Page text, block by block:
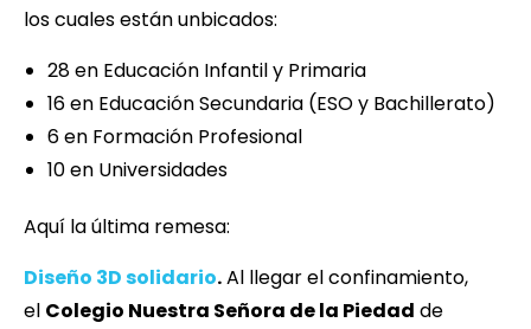
los cuales están unbicados:
28 en Educación Infantil y Primaria
16 en Educación Secundaria (ESO y Bachillerato)
6 en Formación Profesional
10 en Universidades
Aquí la última remesa:
Diseño 3D solidario.Al llegar el confinamiento,
el Colegio Nuestra Señora de la Piedad de